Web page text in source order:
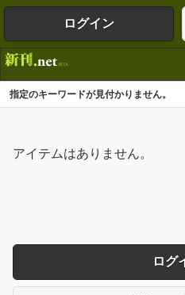
ログイン
指定のキーワードが見付かりません。
アイテムはありません。
ログ